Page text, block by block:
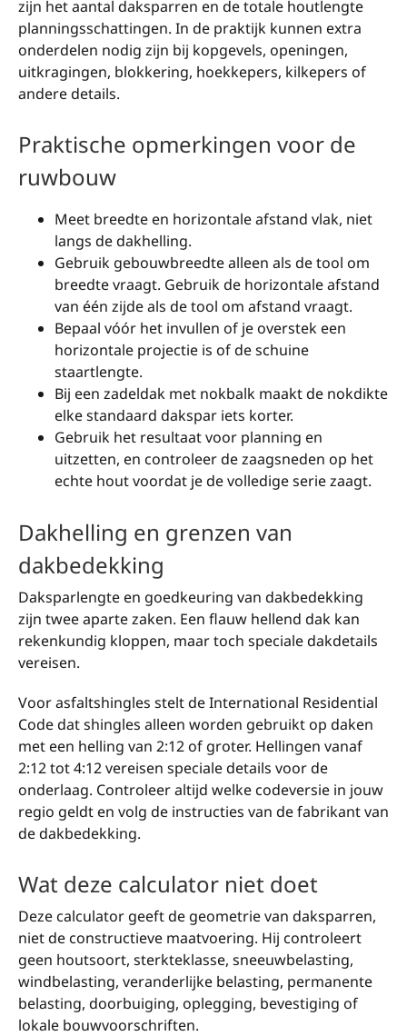
zijn het aantal daksparren en de totale houtlengte
planningsschattingen. In de praktijk kunnen extra
onderdelen nodig zijn bij kopgevels, openingen,
uitkragingen, blokkering, hoekkepers, kilkepers of
andere details.
Praktische opmerkingen voor de
ruwbouw
Meet breedte en horizontale afstand vlak, niet
langs de dakhelling.
Gebruik gebouwbreedte alleen als de tool om
breedte vraagt. Gebruik de horizontale afstand
van één zijde als de tool om afstand vraagt.
Bepaal vóór het invullen of je overstek een
horizontale projectie is of de schuine
staartlengte.
Bij een zadeldak met nokbalk maakt de nokdikte
elke standaard dakspar iets korter.
Gebruik het resultaat voor planning en
uitzetten, en controleer de zaagsneden op het
echte hout voordat je de volledige serie zaagt.
Dakhelling en grenzen van
dakbedekking
Daksparlengte en goedkeuring van dakbedekking
zijn twee aparte zaken. Een flauw hellend dak kan
rekenkundig kloppen, maar toch speciale dakdetails
vereisen.
Voor asfaltshingles stelt de International Residential
Code dat shingles alleen worden gebruikt op daken
met een helling van 2:12 of groter. Hellingen vanaf
2:12 tot 4:12 vereisen speciale details voor de
onderlaag. Controleer altijd welke codeversie in jouw
regio geldt en volg de instructies van de fabrikant van
de dakbedekking.
Wat deze calculator niet doet
Deze calculator geeft de geometrie van daksparren,
niet de constructieve maatvoering. Hij controleert
geen houtsoort, sterkteklasse, sneeuwbelasting,
windbelasting, veranderlijke belasting, permanente
belasting, doorbuiging, oplegging, bevestiging of
lokale bouwvoorschriften.